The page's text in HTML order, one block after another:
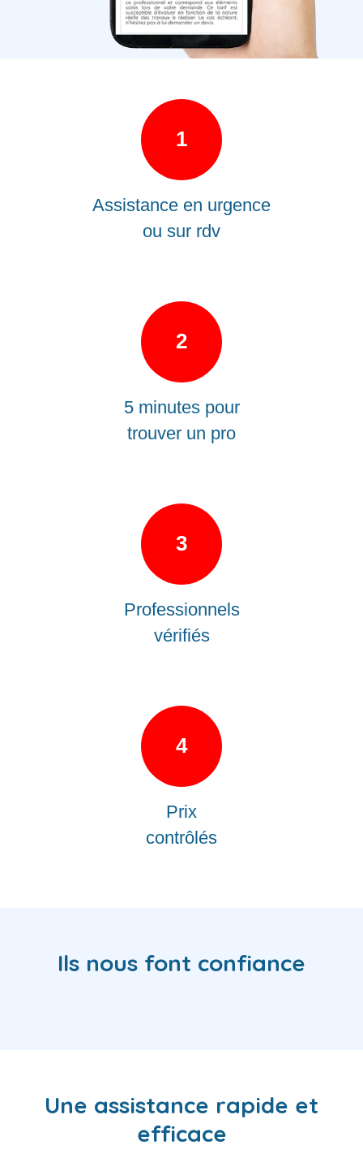
1
Assistance en urgence
ou sur rdv
2
5 minutes pour
trouver un pro
3
Professionnels
vérifiés
4
Prix
contrôlés
Ils nous font confiance
Une assistance rapide et
efficace